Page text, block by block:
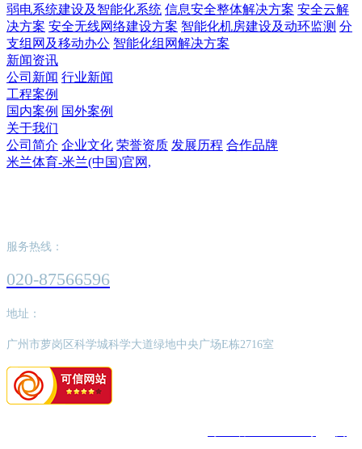
弱电系统建设及智能化系统 信息安全整体解决方案 安全云解
决方案 安全无线网络建设方案 智能化机房建设及动环监测 分
支组网及移动办公 智能化组网解决方案
新闻资讯
公司新闻 行业新闻
工程案例
国内案例 国外案例
关于我们
公司简介 企业文化 荣誉资质 发展历程 合作品牌
米兰体育-米兰(中国)官网,
服务热线：
020-87566596
地址：
广州市萝岗区科学城科学大道绿地中央广场E栋2716室